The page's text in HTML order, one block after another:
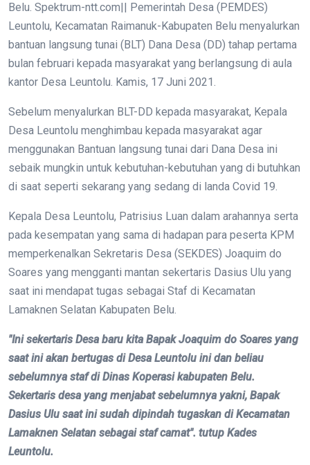
Belu. Spektrum-ntt.com|| Pemerintah Desa (PEMDES)
Leuntolu, Kecamatan Raimanuk-Kabupaten Belu menyalurkan
bantuan langsung tunai (BLT) Dana Desa (DD) tahap pertama
bulan februari kepada masyarakat yang berlangsung di aula
kantor Desa Leuntolu. Kamis, 17 Juni 2021.
Sebelum menyalurkan BLT-DD kepada masyarakat, Kepala
Desa Leuntolu menghimbau kepada masyarakat agar
menggunakan Bantuan langsung tunai dari Dana Desa ini
sebaik mungkin untuk kebutuhan-kebutuhan yang di butuhkan
di saat seperti sekarang yang sedang di landa Covid 19.
Kepala Desa Leuntolu, Patrisius Luan dalam arahannya serta
pada kesempatan yang sama di hadapan para peserta KPM
memperkenalkan Sekretaris Desa (SEKDES) Joaquim do
Soares yang mengganti mantan sekertaris Dasius Ulu yang
saat ini mendapat tugas sebagai Staf di Kecamatan
Lamaknen Selatan Kabupaten Belu.
"Ini sekertaris Desa baru kita Bapak Joaquim do Soares yang
saat ini akan bertugas di Desa Leuntolu ini dan beliau
sebelumnya staf di Dinas Koperasi kabupaten Belu.
Sekertaris desa yang menjabat sebelumnya yakni, Bapak
Dasius Ulu saat ini sudah dipindah tugaskan di Kecamatan
Lamaknen Selatan sebagai staf camat". tutup Kades
Leuntolu.